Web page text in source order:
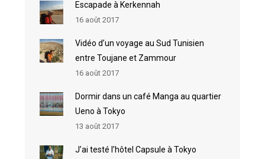
Escapade à Kerkennah
16 août 2017
Vidéo d’un voyage au Sud Tunisien
entre Toujane et Zammour
16 août 2017
Dormir dans un café Manga au quartier
Ueno à Tokyo
13 août 2017
J’ai testé l’hôtel Capsule à Tokyo